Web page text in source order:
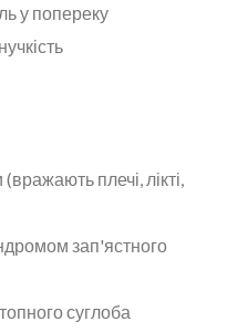
у попереку
плечі, лікті,
зап'ястного
суглоба